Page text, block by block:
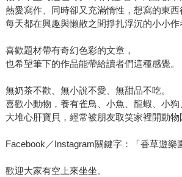
熱愛寫作、同時卻又充滿惰性，想寫的東西
每天都在興趣與懶散之間掙扎浮沉的小小作
喜歡題材帶有奇幻色彩的文章，
也希望筆下的作品能帶給讀者們這種感覺。
無奶茶不歡、無小說不愛、無甜品不吃。
喜歡小動物，養有雀鳥、小魚、龍蝦、小
大堆心肝寶貝，經常被朋友取笑家裡開動物
Facebook／Instagram關鍵字：「香草遊樂
歡迎大家有空上來坐坐。